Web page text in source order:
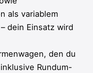
als variablem
dein Einsatz wird
den du
Rundum-